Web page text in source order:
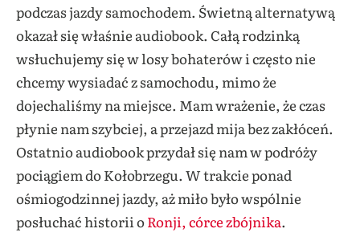
podczas jazdy samochodem. Świetną alternatywą
okazał się właśnie audiobook. Całą rodzinką
wsłuchujemy się w losy bohaterów i często nie
chcemy wysiadać z samochodu, mimo że
dojechaliśmy na miejsce. Mam wrażenie, że czas
płynie nam szybciej, a przejazd mija bez zakłóceń.
Ostatnio audiobook przydał się nam w podróży
pociągiem do Kołobrzegu. W trakcie ponad
ośmiogodzinnej jazdy, aż miło było wspólnie
posłuchać historii oRonji, córce zbójnika.